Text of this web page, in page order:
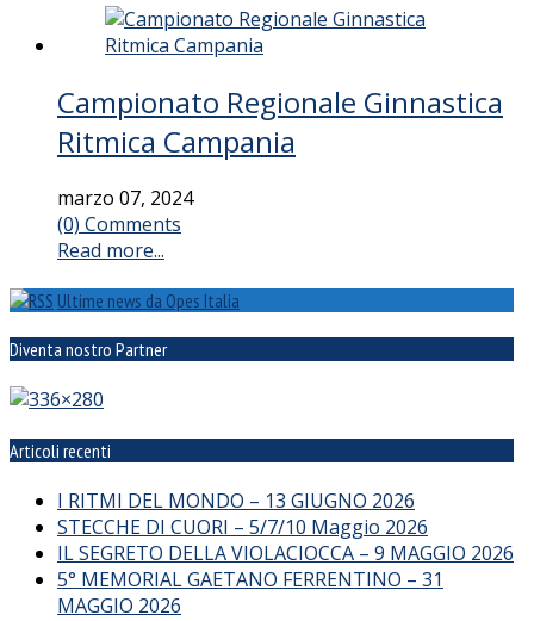
Campionato Regionale Ginnastica
Ritmica Campania
marzo 07, 2024
(0) Comments
Read more...
Ultime news da Opes Italia
Diventa nostro Partner
Articoli recenti
I RITMI DEL MONDO – 13 GIUGNO 2026
STECCHE DI CUORI – 5/7/10 Maggio 2026
IL SEGRETO DELLA VIOLACIOCCA – 9 MAGGIO 2026
5° MEMORIAL GAETANO FERRENTINO – 31
MAGGIO 2026